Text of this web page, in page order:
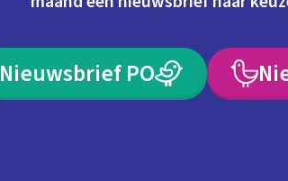
Nieuwsbrief PO